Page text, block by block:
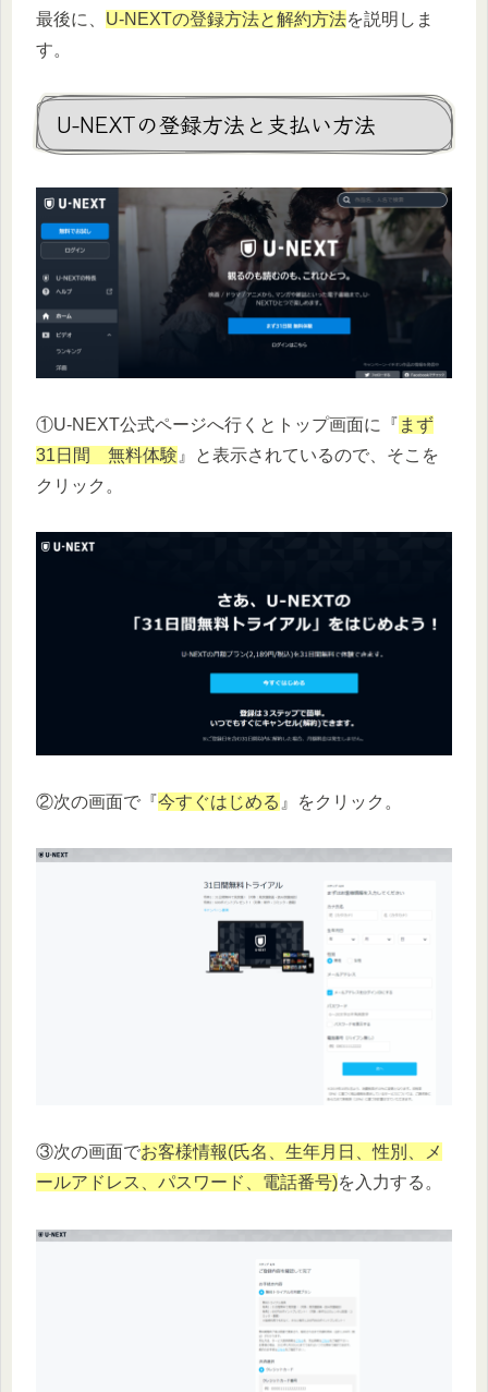
最後に、 U-NEXTの登録方法と解約方法を説明しま
す。
U-NEXTの登録方法と支払い方法
①U-NEXT公式ページへ行くとトップ画面に『 まず
31日間 無料体験 』と表示されているので、そこを
クリック。
②次の画面で『今すぐはじめる 』をクリック。
③次の画面でお客様情報(氏名、生年月日、性別、メ
ールアドレス、パスワード、電話番号)を入力する。